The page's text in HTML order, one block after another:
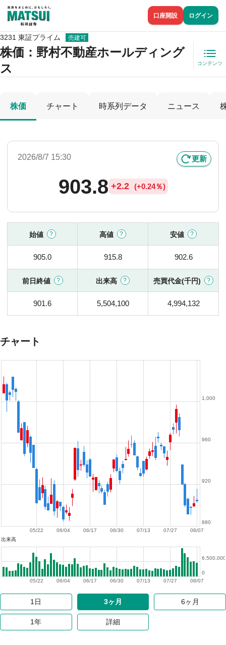
口座開設 ログイン
3231 東証プライム 売建可
株価 ：野村不動産ホールディング
ス
コンテンツ
株価 チャート 時系列データ ニュース
2026/8/7 15:30 更新
903.8 +2.2 (+0.24％)
始値 高値 安値
905.0 915.8 902.6
前日終値 出来高 売買代金(千円)
901.6 5,504,100 4,994,132
チャート
08/07
07/27
07/13
06/30
06/17
06/04
05/22
880
920
960
1,000
出来高
08/07
07/27
07/13
06/30
06/17
06/04
05/22
0
6,500,000
1日 3ヶ月 6ヶ月
1年 詳細